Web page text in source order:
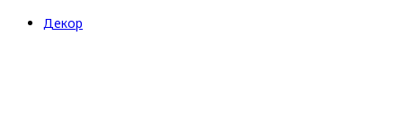
Декор